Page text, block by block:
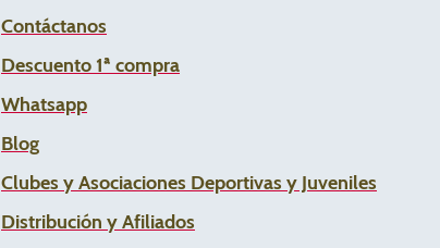
Contáctanos
Descuento 1ª compra
Whatsapp
Blog
Clubes y Asociaciones Deportivas y Juveniles
Distribución y Afiliados